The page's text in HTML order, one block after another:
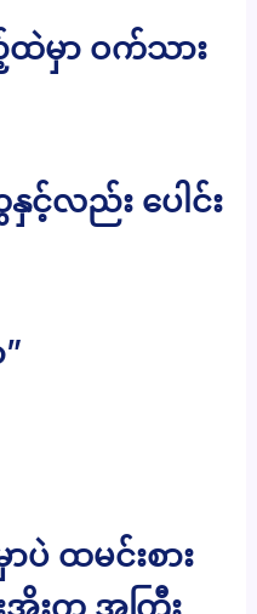
မှာ ဝက်သား
လည်း ပေါင်း
ပဲ ထမင်းစား
အိုးက အကြီး